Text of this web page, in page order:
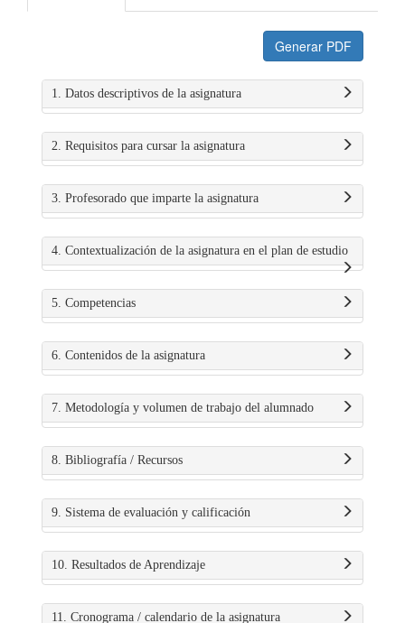
Generar PDF
1. Datos descriptivos de la asignatura
2. Requisitos para cursar la asignatura
3. Profesorado que imparte la asignatura
4. Contextualización de la asignatura en el plan de estudio
5. Competencias
6. Contenidos de la asignatura
7. Metodología y volumen de trabajo del alumnado
8. Bibliografía / Recursos
9. Sistema de evaluación y calificación
10. Resultados de Aprendizaje
11. Cronograma / calendario de la asignatura